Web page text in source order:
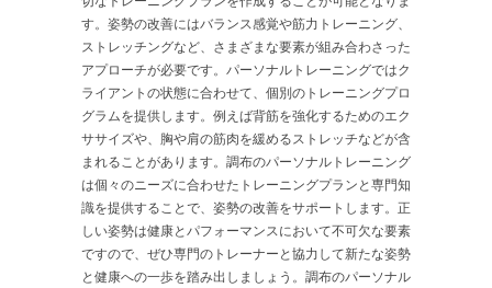
す。姿勢の改善にはバランス感覚や筋力トレーニング、
ストレッチングなど、さまざまな要素が組み合わさった
アプローチが必要です。パーソナルトレーニングではク
ライアントの状態に合わせて、個別のトレーニングプロ
グラムを提供します。例えば背筋を強化するためのエク
ササイズや、胸や肩の筋肉を緩めるストレッチなどが含
まれることがあります。調布のパーソナルトレーニング
は個々のニーズに合わせたトレーニングプランと専門知
識を提供することで、姿勢の改善をサポートします。正
しい姿勢は健康とパフォーマンスにおいて不可欠な要素
ですので、ぜひ専門のトレーナーと協力して新たな姿勢
と健康への一歩を踏み出しましょう。調布のパーソナル